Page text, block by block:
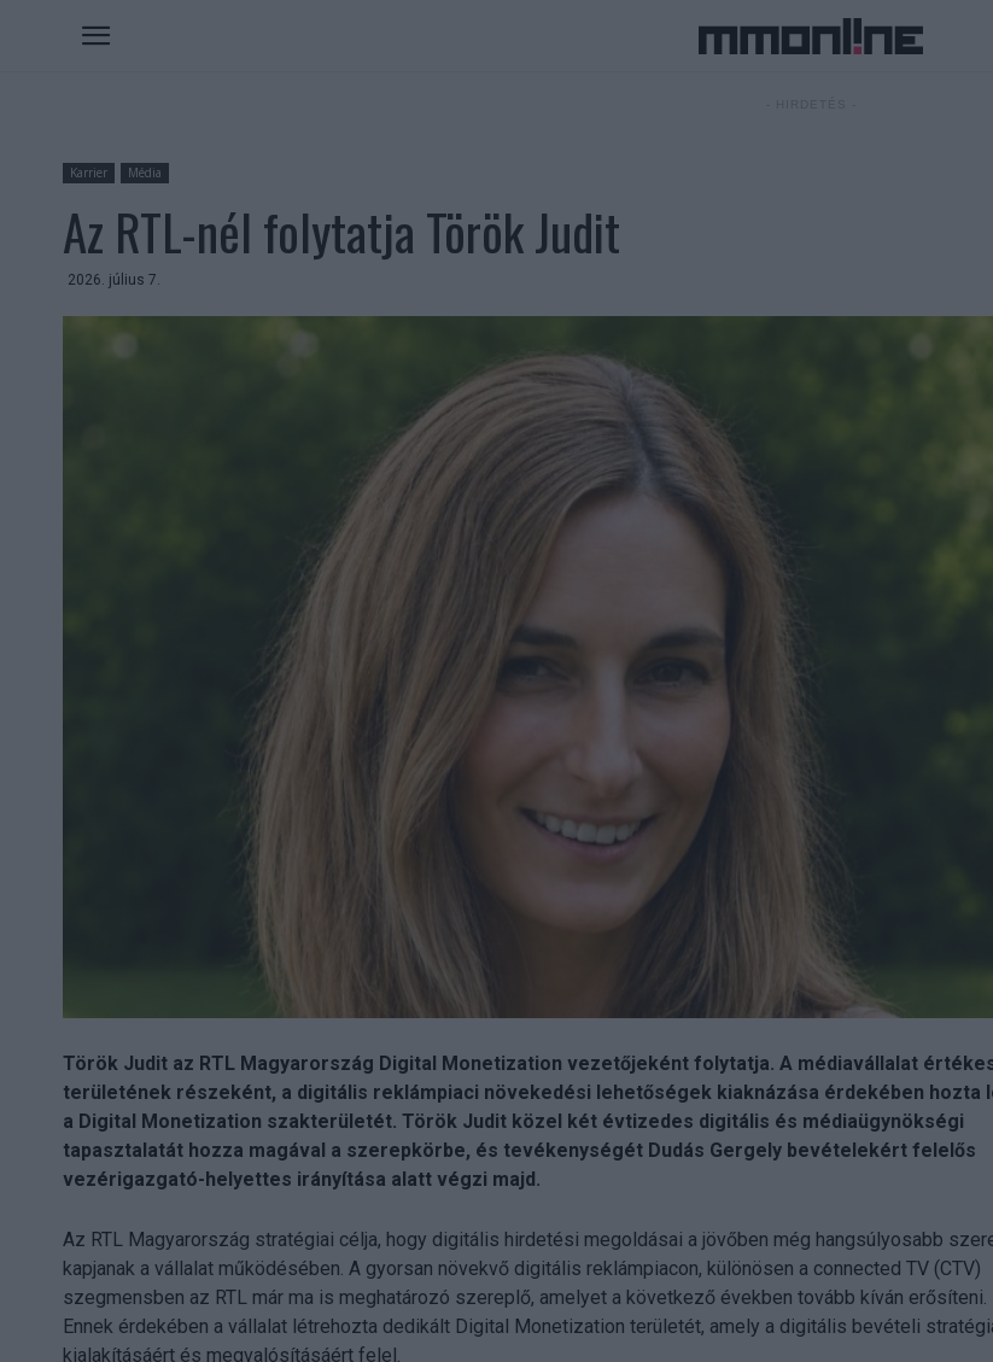
Karrier Média
Az RTL-nél folytatja Török Judit
2026. július 7.
Török Judit az RTL Magyarország Digital Monetization vezetőjeként folytatja. A médiavállalat
területének részeként, a digitális reklámpiaci növekedési lehetőségek kiaknázása érdekében hozta
a Digital Monetization szakterületét. Török Judit közel két évtizedes digitális és médiaügynökségi
tapasztalatát hozza magával a szerepkörbe, és tevékenységét Dudás Gergely bevételekért felelős
vezérigazgató-helyettes irányítása alatt végzi majd.
Az RTL Magyarország stratégiai célja, hogy digitális hirdetési megoldásai a jövőben még hangsúlyosabb
kapjanak a vállalat működésében. A gyorsan növekvő digitális reklámpiacon, különösen a connected TV (CTV)
szegmensben az RTL már ma is meghatározó szereplő, amelyet a következő években tovább kíván erősíteni.
Ennek érdekében a vállalat létrehozta dedikált Digital Monetization területét, amely a digitális bevételi
kialakításáért és megvalósításáért felel.